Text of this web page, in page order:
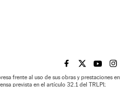
EL PAÍS BRASIL EN
EL PAÍSEL PAÍS
EL
frente al uso de sus obras y prestaciones en
prevista en el artículo 32.1 del TRLPI;